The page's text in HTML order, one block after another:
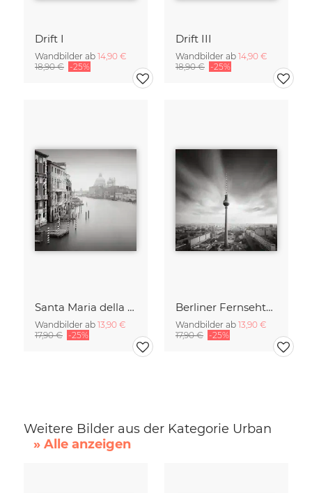
Drift I
Wandbilder ab 14,90 €
18,90 € -25%
Drift III
Wandbilder ab 14,90 €
18,90 € -25%
Santa Maria della Salute
Wandbilder ab 13,90 €
17,90 € -25%
Berliner Fernsehturm
Wandbilder ab 13,90 €
17,90 € -25%
Weitere Bilder aus der Kategorie Urban
» Alle anzeigen